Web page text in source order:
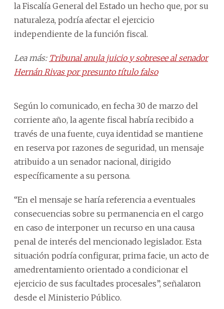
la Fiscalía General del Estado un hecho que, por su
naturaleza, podría afectar el ejercicio
independiente de la función fiscal.
Lea más: Tribunal anula juicio y sobresee al senador
Hernán Rivas por presunto título falso
Según lo comunicado, en fecha 30 de marzo del
corriente año, la agente fiscal habría recibido a
través de una fuente, cuya identidad se mantiene
en reserva por razones de seguridad, un mensaje
atribuido a un senador nacional, dirigido
específicamente a su persona.
“En el mensaje se haría referencia a eventuales
consecuencias sobre su permanencia en el cargo
en caso de interponer un recurso en una causa
penal de interés del mencionado legislador. Esta
situación podría configurar, prima facie, un acto de
amedrentamiento orientado a condicionar el
ejercicio de sus facultades procesales”, señalaron
desde el Ministerio Público.